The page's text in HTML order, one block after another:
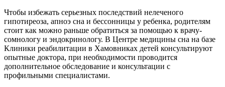
Чтобы избежать серьезных последствий нелеченого
гипотиреоза, апноэ сна и бессонницы у ребенка, родителям
стоит как можно раньше обратиться за помощью к врачу-
сомнологу и эндокринологу. В Центре медицины сна на базе
Клиники реабилитации в Хамовниках детей консультируют
опытные доктора, при необходимости проводится
дополнительное обследование и консультации с
профильными специалистами.